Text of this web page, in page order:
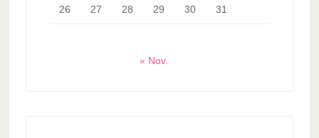
26 27 28 29 30 31
« Nov.